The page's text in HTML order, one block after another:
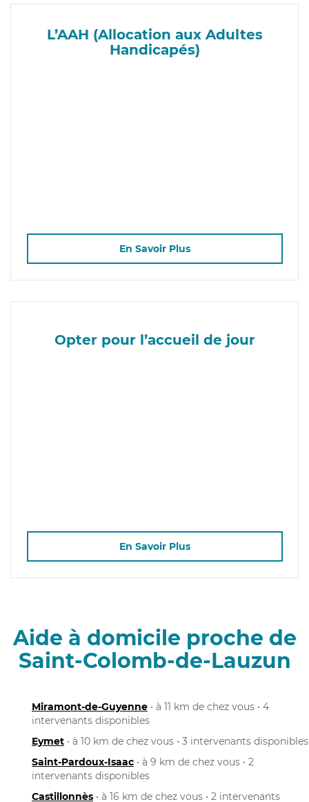
L’AAH (Allocation aux Adultes
Handicapés)
En Savoir Plus
Opter pour l’accueil de jour
En Savoir Plus
Aide à domicile proche de
Saint-Colomb-de-Lauzun
Miramont-de-Guyenne • à 11 km de chez vous • 4
intervenants disponibles
Eymet • à 10 km de chez vous • 3 intervenants disponibles
Saint-Pardoux-Isaac • à 9 km de chez vous • 2
intervenants disponibles
Castillonnès • à 16 km de chez vous • 2 intervenants